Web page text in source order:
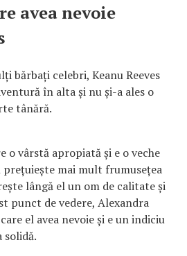
avea nevoie
bărbați celebri, Keanu Reeves
în alta și nu și-a ales o
tânără.
o vârstă apropiată și e o veche
mai mult frumusețea
lângă el un om de calitate și
punct de vedere, Alexandra
el avea nevoie și e un indiciu
solidă.